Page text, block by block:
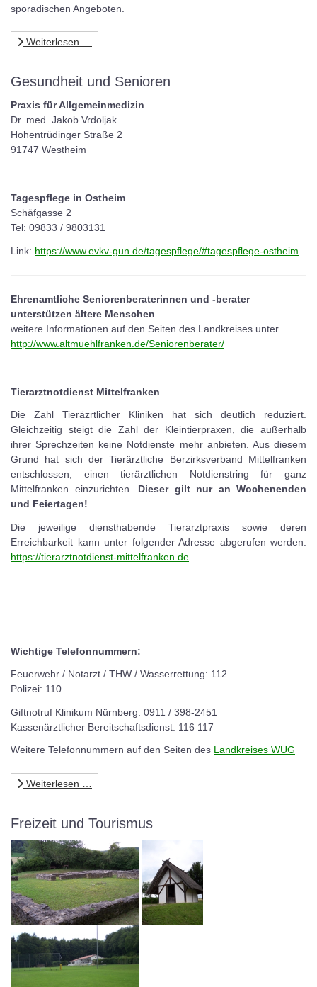
sporadischen Angeboten.
Weiterlesen …
Gesundheit und Senioren
Praxis für Allgemeinmedizin
Dr. med. Jakob Vrdoljak
Hohentrüdinger Straße 2
91747 Westheim
Tagespflege in Ostheim
Schäfgasse 2
Tel: 09833 / 9803131
Link: https://www.evkv-gun.de/tagespflege/#tagespflege-ostheim
Ehrenamtliche Seniorenberaterinnen und -berater
unterstützen ältere Menschen
weitere Informationen auf den Seiten des Landkreises unter
http://www.altmuehlfranken.de/Seniorenberater/
Tierarztnotdienst Mittelfranken
Die Zahl Tieräzrtlicher Kliniken hat sich deutlich reduziert.
Gleichzeitig steigt die Zahl der Kleintierpraxen, die außerhalb
ihrer Sprechzeiten keine Notdienste mehr anbieten. Aus diesem
Grund hat sich der Tierärztliche Berzirksverband Mittelfranken
entschlossen, einen tierärztlichen Notdienstring für ganz
Mittelfranken einzurichten. Dieser gilt nur an Wochenenden
und Feiertagen!
Die jeweilige diensthabende Tierarztpraxis sowie deren
Erreichbarkeit kann unter folgender Adresse abgerufen werden:
https://tierarztnotdienst-mittelfranken.de
Wichtige Telefonnummern:
Feuerwehr / Notarzt / THW / Wasserrettung: 112
Polizei: 110
Giftnotruf Klinikum Nürnberg: 0911 / 398-2451
Kassenärztlicher Bereitschaftsdienst: 116 117
Weitere Telefonnummern auf den Seiten des Landkreises WUG
Weiterlesen …
Freizeit und Tourismus